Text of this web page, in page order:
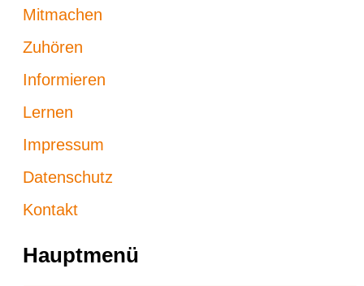
Mitmachen
Zuhören
Informieren
Lernen
Impressum
Datenschutz
Kontakt
Hauptmenü